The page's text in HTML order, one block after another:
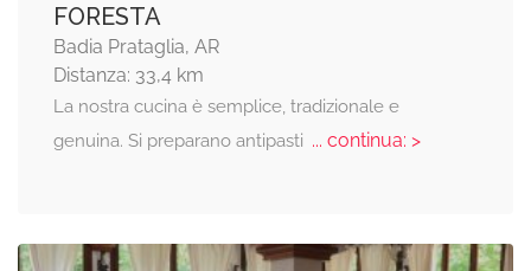
FORESTA
Badia Prataglia, AR
Distanza: 33,4 km
La nostra cucina è semplice, tradizionale e
genuina. Si preparano antipasti ... continua: >